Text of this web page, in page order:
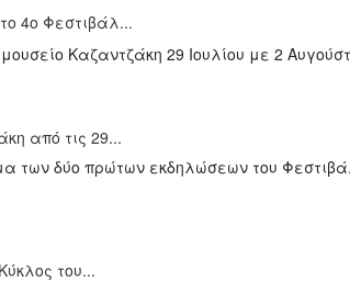
4ο Φεστιβάλ...
από τις 29...
του...